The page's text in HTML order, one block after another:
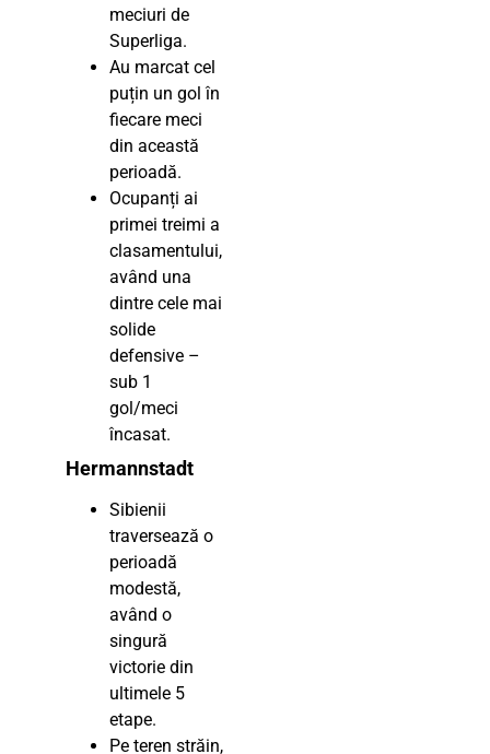
meciuri de
Superliga.
Au marcat cel
puțin un gol în
fiecare meci
din această
perioadă.
Ocupanți ai
primei treimi a
clasamentului,
având una
dintre cele mai
solide
defensive –
sub 1
gol/meci
încasat.
Hermannstadt
Sibienii
traversează o
perioadă
modestă,
având o
singură
victorie din
ultimele 5
etape.
Pe teren străin,